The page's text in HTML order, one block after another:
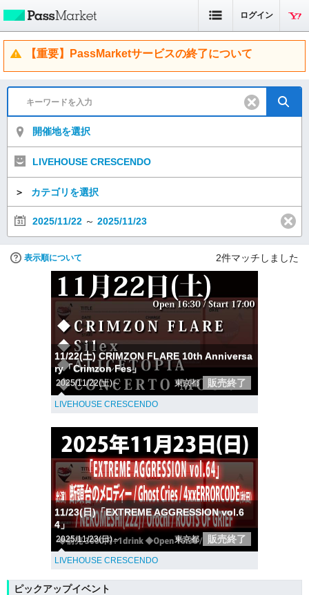
ログイン
【重要】PassMarketサービスの終了について
開催地を選択
LIVEHOUSE CRESCENDO
＞ カテゴリを選択
2025/11/22 ～ 2025/11/23
表示順について 2件マッチしました
11/22(土) CRIMZON FLARE 10th Anniversa
ry「Crimzon Fes」
2025/11/22(土)～ 東京都 販売終了
LIVEHOUSE CRESCENDO
11/23(日)「EXTREME AGGRESSION vol.6
4」
2025/11/23(日)～ 東京都 販売終了
LIVEHOUSE CRESCENDO
ピックアップイベント